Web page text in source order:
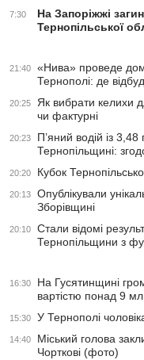
7:30
На Запоріжжі
Тернопільської
21:40
«Нива» проведе
Тернополі: де
20:25
Як вибрати келихи
чи фактурні
20:23
П’яний водій із
Тернопільщині:
20:20 Кубок
20:13
Опублікували
Зборівщині
20:10
Стали відомі
Тернопільщини з
16:30
На Гусятинщині
вартістю понад 9
15:30 У Тернополі
14:40
Міський голова
Чорткові (фото)